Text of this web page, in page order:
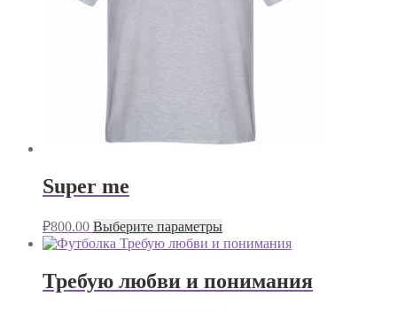
Super me
₽800.00 Выберите параметры
Требую любви и понимания